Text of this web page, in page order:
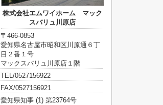
株式会社エムワイホーム マック
スバリュ川原店
〒466-0853
愛知県名古屋市昭和区川原通６丁
目２番１号
マックスバリュ川原店１階
TEL/0527156922
FAX/0527156921
愛知県知事 (1) 第23764号